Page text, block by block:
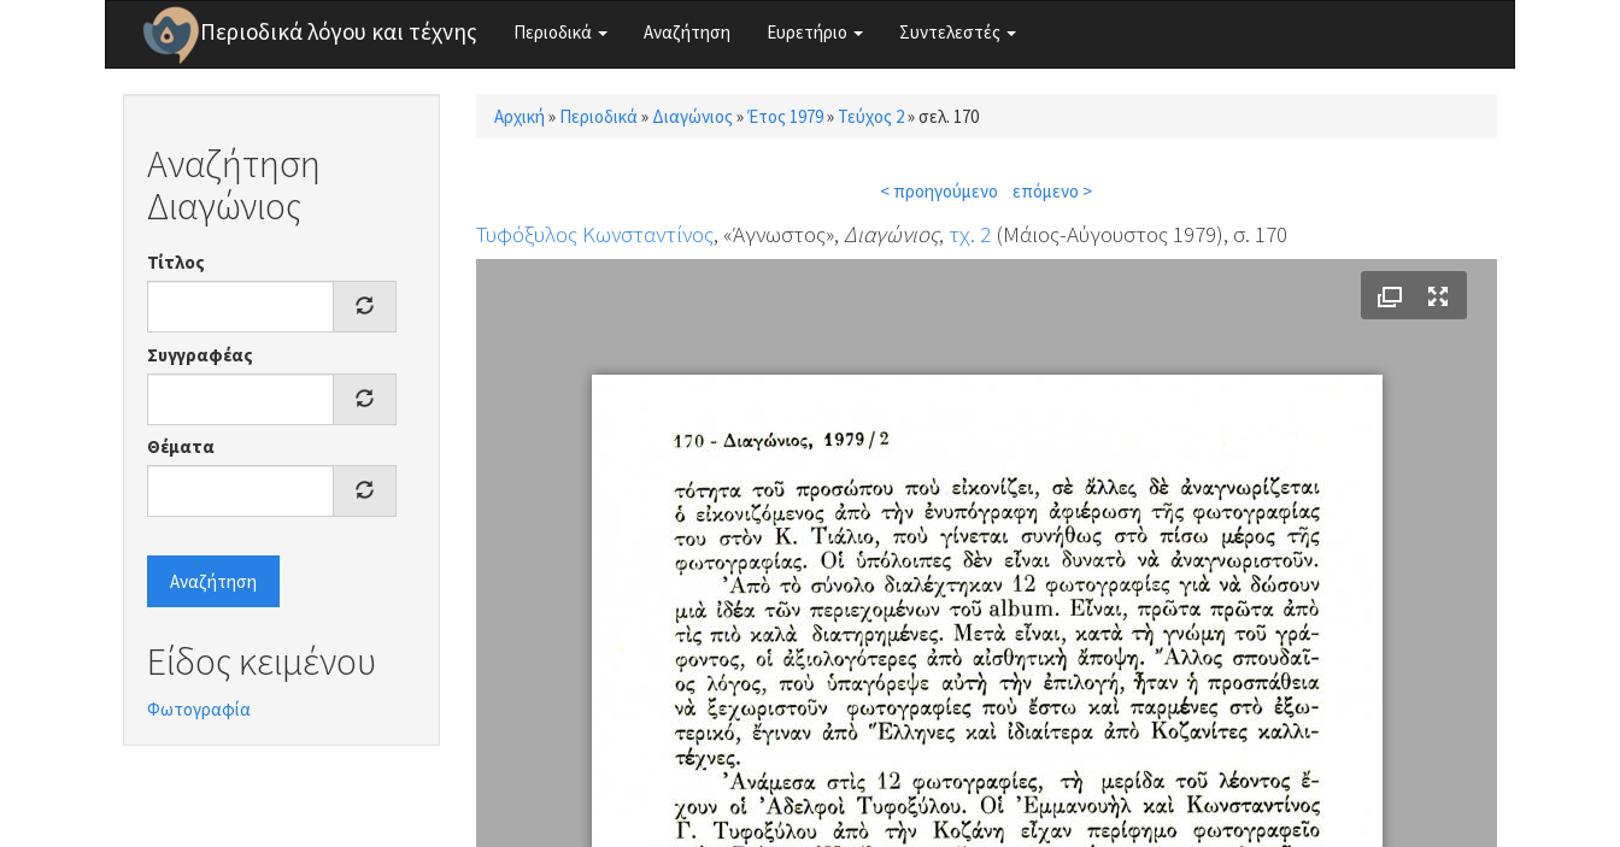
Παράκαμψη προς το κυρίως περιεχόμενο
Περιοδικά λόγου και τέχνης Περιοδικά Αναζήτηση Ευρετήριο Συντελεστές
Αναζήτηση
Διαγώνιος
Τίτλος
Συγγραφέας
Θέματα
Αναζήτηση
Είδος κειμένου
Φωτογραφία
Είστε εδώ
Αρχική » Περιοδικά» Διαγώνιος »Έτος 1979» Τεύχος 2»σελ. 170
< προηγούμενο επόμενο >
Τυφόξυλος Κωνσταντίνος, «Άγνωστος», Διαγώνιος, τχ. 2(Μάιος-Αύγουστος 1979), σ. 170